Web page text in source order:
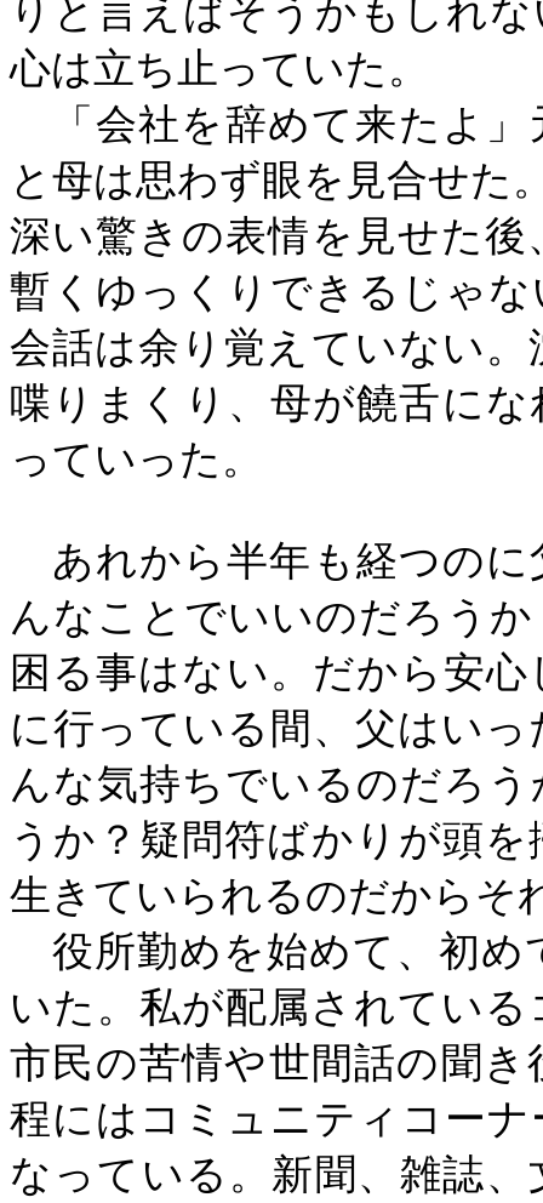
りと言えばそうかもしれ
心は立ち止っていた。
「会社を辞めて来たよ」
と母は思わず眼を見合せた
深い驚きの表情を見せた
暫くゆっくりできるじゃ
会話は余り覚えていない
喋りまくり、母が饒舌に
っていった。
あれから半年も経つのに
んなことでいいのだろう
困る事はない。だから安
に行っている間、父はい
んな気持ちでいるのだろ
うか？疑問符ばかりが頭
生きていられるのだからそ
役所勤めを始めて、初め
いた。私が配属されてい
市民の苦情や世間話の聞
程にはコミュニティコー
なっている。新聞、雑誌